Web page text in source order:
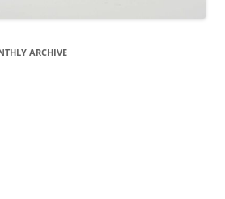
ARCHIVE